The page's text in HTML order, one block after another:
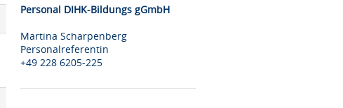
Personal DIHK-Bildungs gGmbH
Martina Scharpenberg
Personalreferentin
+49 228 6205-225